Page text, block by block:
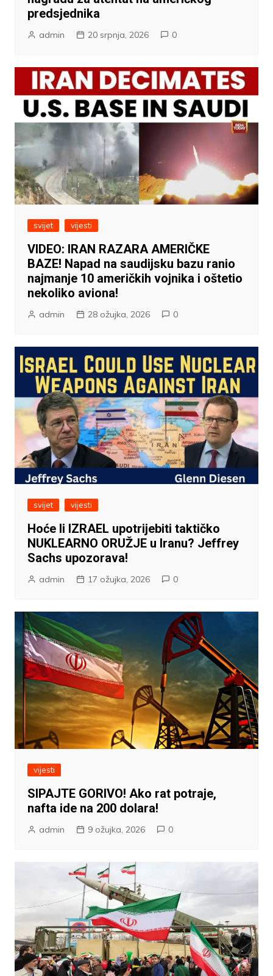
predsjednika
admin 20 srpnja, 2026 0
svijet vijesti
VIDEO: IRAN RAZARA AMERIČKE
BAZE! Napad na saudijsku bazu ranio
najmanje 10 američkih vojnika i oštetio
nekoliko aviona!
admin 28 ožujka, 2026 0
svijet vijesti
Hoće li IZRAEL upotrijebiti taktičko
NUKLEARNO ORUŽJE u Iranu? Jeffrey
Sachs upozorava!
admin 17 ožujka, 2026 0
vijesti
SIPAJTE GORIVO! Ako rat potraje,
nafta ide na 200 dolara!
admin 9 ožujka, 2026 0